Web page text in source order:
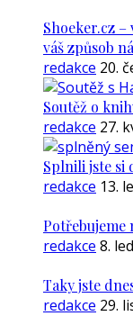
Shoeker.cz
váš způsob
redakce 20.
Soutěž o
redakce 27.
Splnili jste si
redakce 13.
Potřebujeme
redakce 8.
Taky jste
redakce 29.